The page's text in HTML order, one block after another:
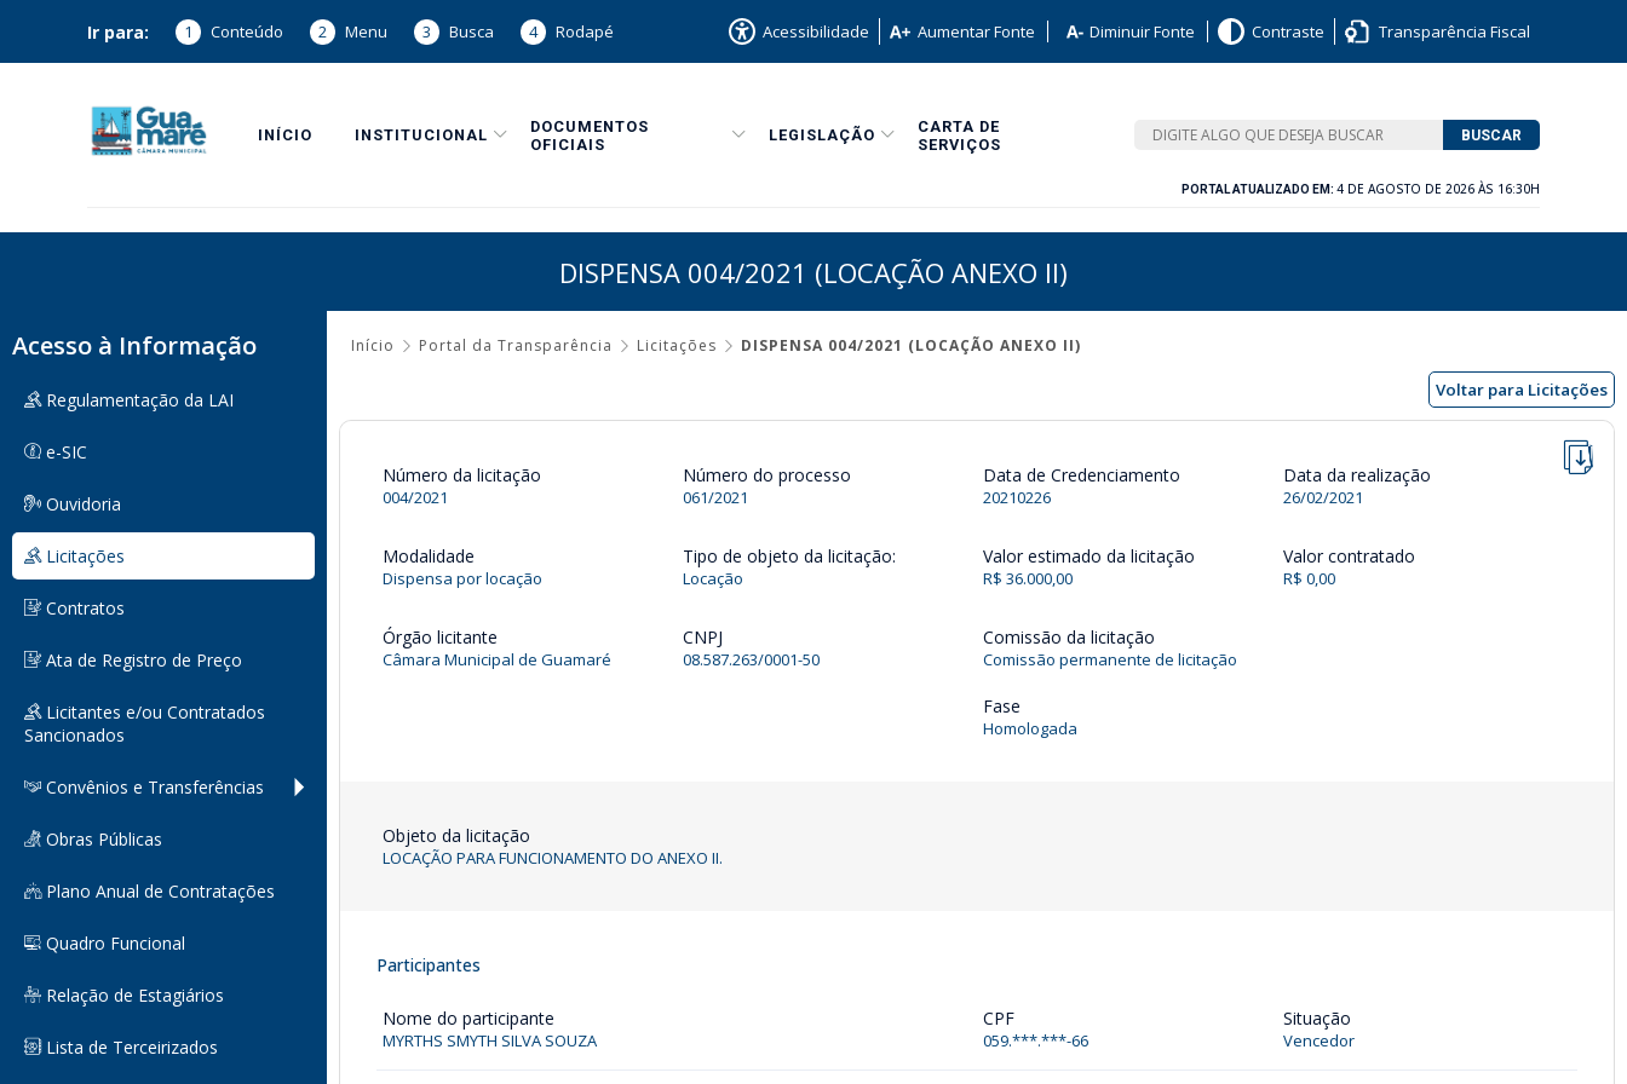
Ir para: 1 Conteúdo 2 Menu 3 Busca 4 Rodapé Acessibilidade Aumentar Fonte Diminuir Fonte Contraste Transparência Fiscal
INÍCIO INSTITUCIONAL
DOCUMENTOS
OFICIAIS
LEGISLAÇÃO
CARTA DE
SERVIÇOS
BUSCAR
PORTAL ATUALIZADO EM: 4 DE AGOSTO DE 2026 ÀS 16:30H
DISPENSA 004/2021 (LOCAÇÃO ANEXO II)
Início Portal da Transparência Licitações DISPENSA 004/2021 (LOCAÇÃO ANEXO II)
Acesso à Informação
Regulamentação da LAI
e-SIC
Ouvidoria
Licitações
Contratos
Ata de Registro de Preço
Licitantes e/ou Contratados
Sancionados
Convênios e Transferências
Obras Públicas
Plano Anual de Contratações
Quadro Funcional
Relação de Estagiários
Lista de Terceirizados
Voltar para Licitações
Número da licitação
004/2021
Número do processo
061/2021
Data de Credenciamento
20210226
Data da realização
26/02/2021
Modalidade
Dispensa por locação
Tipo de objeto da licitação:
Locação
Valor estimado da licitação
R$ 36.000,00
Valor contratado
R$ 0,00
Órgão licitante
Câmara Municipal de Guamaré
CNPJ
08.587.263/0001-50
Comissão da licitação
Comissão permanente de licitação
Fase
Homologada
Objeto da licitação
LOCAÇÃO PARA FUNCIONAMENTO DO ANEXO II.
Participantes
Nome do participante
MYRTHS SMYTH SILVA SOUZA
CPF
059.***.***-66
Situação
Vencedor